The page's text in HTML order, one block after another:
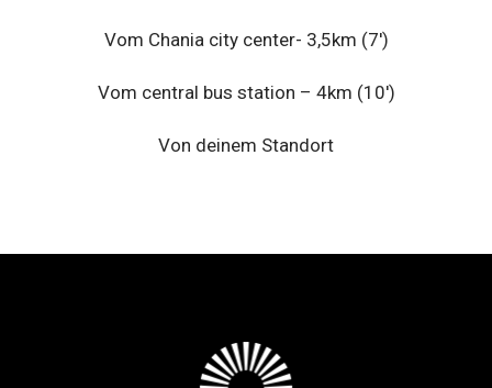
Vom Chania city center- 3,5km (7′)
Vom central bus station – 4km (10′)
Von deinem Standort